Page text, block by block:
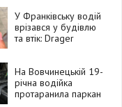
У Франківську водій
врізався у будівлю
та втік: Drager
На Вовчинецькій 19-
річна водійка
протаранила паркан